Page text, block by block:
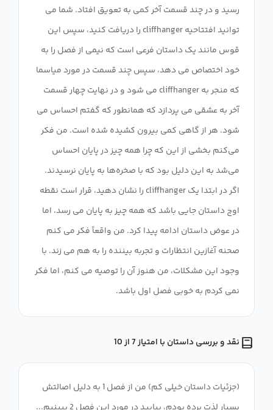
رسید و در چند قسمت آخر کمی به تعویق افتاد. شما می
توانید افتتاحیه cliffhanger را دریافت کنید، سپس این
قوس مانند یک داستان فرعی است که نیمی از فصل را به
خود اختصاص می دهد، سپس چند قسمت در مورد میاسما
که منجر به cliffhanger می شود و در نهایت چهار قسمت
آخر به عشقی می پردازد که همانطور که گفتم احساس می
شود. هر از گاهی کمی بیرون کشیده شده است. من فکر
می‌کنم بخشی از این که چرا همه چیز در پایان احساس
می‌شد به این دلیل بود که با صخره‌ها به پایان نرسیدند.
اگر در ابتدا یک cliffhanger را نشان دهید، قرار است نقطه
اوج داستان جایی باشد که همه چیز به پایان می رسد، اما
در عوض داستان ادامه پیدا کرد. من واقعاً فکر می کنم
صحنه آغازین انتظارات و تجربه بیننده را به هم می زند. با
وجود این مشکلات، من هنوز آن را توصیه می کنم، اما فکر
نمی کردم به خوبی فصل اول باشد.
نقد و بررسی داستان با امتیاز 7 از 10
(جزئیات داستان خیلی کم) من از فصل 1 به دلیل اصالتش